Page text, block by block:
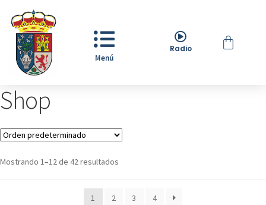
Menú
Radio
Shop
Mostrando 1–12 de 42 resultados
1 2 3 4